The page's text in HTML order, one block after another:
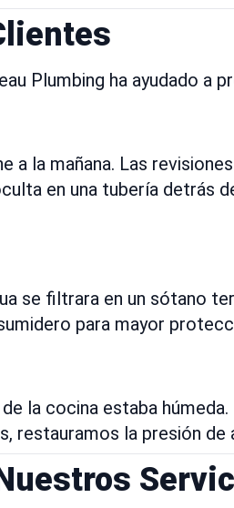
Plumbing ha ayudado a
la mañana. Las
en una tubería detrás
se filtrara en un sótano
para mayor
la cocina estaba
restauramos la presión